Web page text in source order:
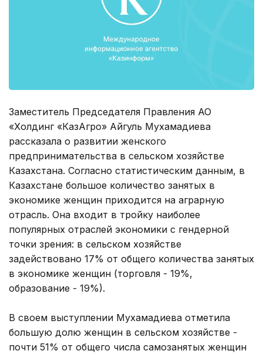
Заместитель Председателя Правления АО
«Холдинг «КазАгро» Айгуль Мухамадиева
рассказала о развитии женского
предпринимательства в сельском хозяйстве
Казахстана. Согласно статистическим данным, в
Казахстане большое количество занятых в
экономике женщин приходится на аграрную
отрасль. Она входит в тройку наиболее
популярных отраслей экономики с гендерной
точки зрения: в сельском хозяйстве
задействовано 17% от общего количества занятых
в экономике женщин (торговля - 19%,
образование - 19%).
В своем выступлении Мухамадиева отметила
большую долю женщин в сельском хозяйстве -
почти 51% от общего числа самозанятых женщин